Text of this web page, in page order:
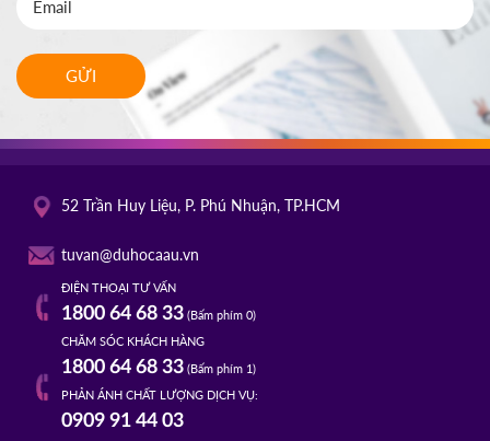
GỬI
52 Trần Huy Liệu, P. Phú Nhuận, TP.HCM
tuvan@duhocaau.vn
ĐIỆN THOẠI TƯ VẤN
1800 64 68 33(Bấm phím 0)
CHĂM SÓC KHÁCH HÀNG
1800 64 68 33(Bấm phím 1)
PHẢN ÁNH CHẤT LƯỢNG DỊCH VỤ:
0909 91 44 03